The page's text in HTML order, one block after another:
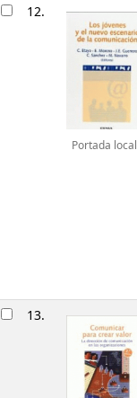
12.
Portada local
13.